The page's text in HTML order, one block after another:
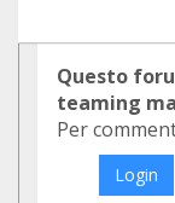
Questo
teaming
Per
Login